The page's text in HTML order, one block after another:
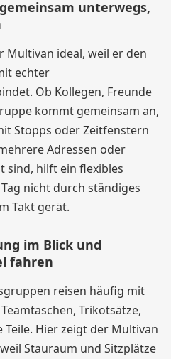
unterwegs,
Multivan ideal, weil er den
echter
Ob Kollegen, Freunde
kommt gemeinsam an,
Stopps oder Zeitfenstern
Adressen oder
sind, hilft ein flexibles
nicht durch ständiges
Takt gerät.
im Blick und
fahren
reisen häufig mit
Trikotsätze,
Hier zeigt der Multivan
Stauraum und Sitzplätze